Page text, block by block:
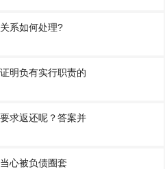
系如何处理?
明负有实行职责的
求返还呢？答案并
心被负债圈套